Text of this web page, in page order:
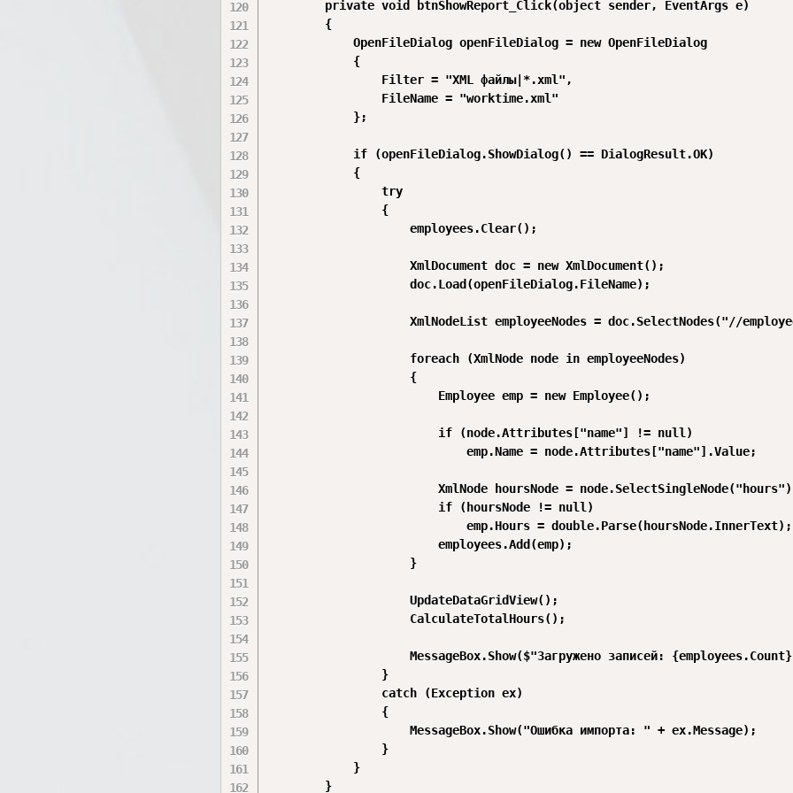
        private void btnShowReport_Click(object sender, EventArgs e)
        {
            OpenFileDialog openFileDialog = new OpenFileDialog
            {
                Filter = "XML файлы|*.xml",
                FileName = "worktime.xml"
            };
            if (openFileDialog.ShowDialog() == DialogResult.OK)
            {
                try
                {
                    employees.Clear();
                    XmlDocument doc = new XmlDocument();
                    doc.Load(openFileDialog.FileName);
XmlNodeList employeeNodes = doc.SelectNodes("//
                    foreach (XmlNode node in employeeNodes)
                    {
                        Employee emp = new Employee();
                        if (node.Attributes["name"] != null)
                            emp.Name = node.Attributes["name"].Value;
XmlNode hoursNode =
                        if (hoursNode != null)
                            emp.Hours = double.Parse(hoursNode.InnerText);
                        employees.Add(emp);
                    }
                    UpdateDataGridView();
                    CalculateTotalHours();
MessageBox.Show($"Загружено записей:
                }
                catch (Exception ex)
                {
                    MessageBox.Show("Ошибка импорта: " + ex.Message);
                }
            }
        }